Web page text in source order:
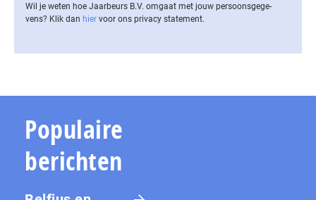
Wil je weten hoe Jaarbeurs B.V. omgaat met jouw per­soons­ge­ge­
vens? Klik dan hier voor ons privacy statement.
Populaire
berichten